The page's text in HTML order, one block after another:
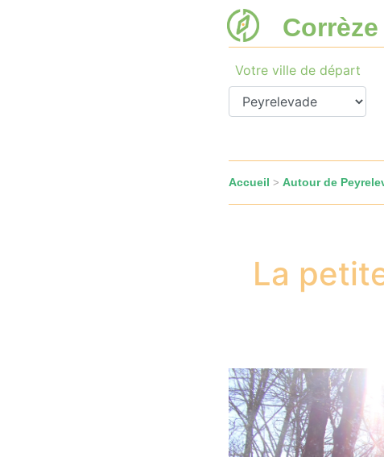
Corrèze
Votre ville de départ
Accueil > Autour de
La